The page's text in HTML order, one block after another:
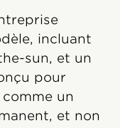
incluant
sun, et un
pour
un
et non